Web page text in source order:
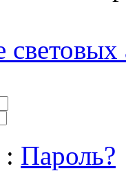
: Пароль?